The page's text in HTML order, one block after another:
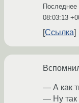
Последнее
08:03:13
Ссылка
— А как
— Ну так